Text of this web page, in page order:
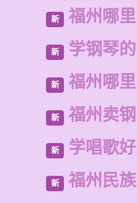
新 福州哪
新 学钢琴
新 福州哪
新 福州卖
新 学唱歌
新 福州民